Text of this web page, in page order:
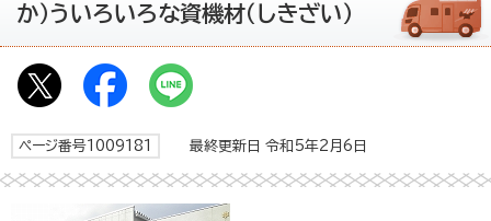
か）ういろいろな資機材（しきざい）
ページ番号1009181 最終更新日 令和5年2月6日